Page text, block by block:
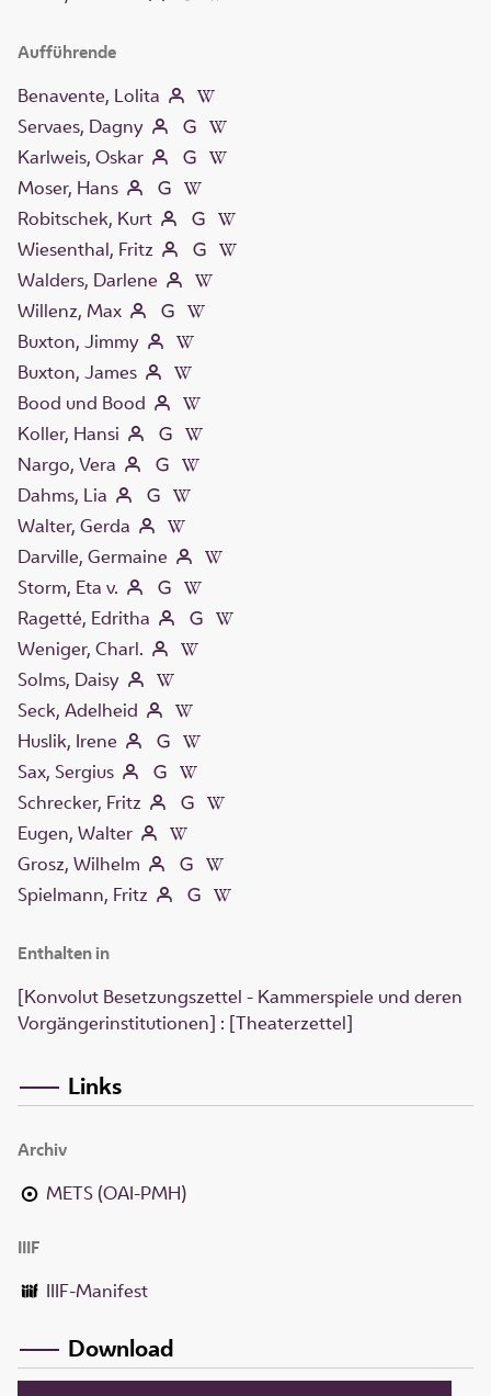
Enthalten in
[Konvolut Besetzungszettel - Kammerspiele und deren
Vorgängerinstitutionen] : [Theaterzettel]
Aufführende
Benavente, Lolita
Servaes, Dagny
Karlweis, Oskar
Moser, Hans
Robitschek, Kurt
Wiesenthal, Fritz
Walders, Darlene
Willenz, Max
Buxton, Jimmy
Buxton, James
Bood und Bood
Koller, Hansi
Nargo, Vera
Dahms, Lia
Walter, Gerda
Darville, Germaine
Storm, Eta v.
Ragetté, Edritha
Weniger, Charl.
Solms, Daisy
Seck, Adelheid
Huslik, Irene
Sax, Sergius
Schrecker, Fritz
Eugen, Walter
Grosz, Wilhelm
Spielmann, Fritz
Links
Archiv
METS (OAI-PMH)
IIIF
IIIF-Manifest
Download